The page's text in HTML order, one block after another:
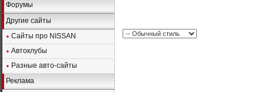
Форумы
Другие сайты
Сайты про NISSAN
Автоклубы
Разные авто-сайты
Реклама